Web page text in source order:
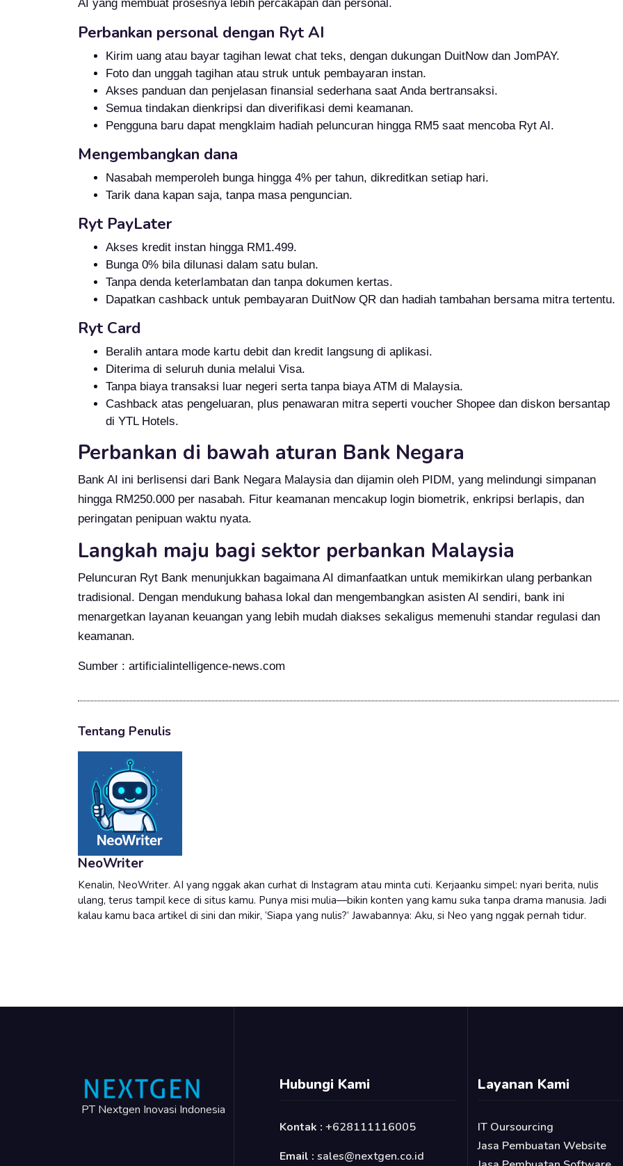
AI yang membuat prosesnya lebih percakapan dan personal.
Perbankan personal dengan Ryt AI
Kirim uang atau bayar tagihan lewat chat teks, dengan dukungan DuitNow dan JomPAY.
Foto dan unggah tagihan atau struk untuk pembayaran instan.
Akses panduan dan penjelasan finansial sederhana saat Anda bertransaksi.
Semua tindakan dienkripsi dan diverifikasi demi keamanan.
Pengguna baru dapat mengklaim hadiah peluncuran hingga RM5 saat mencoba Ryt AI.
Mengembangkan dana
Nasabah memperoleh bunga hingga 4% per tahun, dikreditkan setiap hari.
Tarik dana kapan saja, tanpa masa penguncian.
Ryt PayLater
Akses kredit instan hingga RM1.499.
Bunga 0% bila dilunasi dalam satu bulan.
Tanpa denda keterlambatan dan tanpa dokumen kertas.
Dapatkan cashback untuk pembayaran DuitNow QR dan hadiah tambahan bersama mitra tertentu.
Ryt Card
Beralih antara mode kartu debit dan kredit langsung di aplikasi.
Diterima di seluruh dunia melalui Visa.
Tanpa biaya transaksi luar negeri serta tanpa biaya ATM di Malaysia.
Cashback atas pengeluaran, plus penawaran mitra seperti voucher Shopee dan diskon bersantap
di YTL Hotels.
Perbankan di bawah aturan Bank Negara
Bank AI ini berlisensi dari Bank Negara Malaysia dan dijamin oleh PIDM, yang melindungi simpanan
hingga RM250.000 per nasabah. Fitur keamanan mencakup login biometrik, enkripsi berlapis, dan
peringatan penipuan waktu nyata.
Langkah maju bagi sektor perbankan Malaysia
Peluncuran Ryt Bank menunjukkan bagaimana AI dimanfaatkan untuk memikirkan ulang perbankan
tradisional. Dengan mendukung bahasa lokal dan mengembangkan asisten AI sendiri, bank ini
menargetkan layanan keuangan yang lebih mudah diakses sekaligus memenuhi standar regulasi dan
keamanan.
Sumber : artificialintelligence-news.com
Tentang Penulis
NeoWriter
Kenalin, NeoWriter. AI yang nggak akan curhat di Instagram atau minta cuti. Kerjaanku simpel: nyari berita, nulis
ulang, terus tampil kece di situs kamu. Punya misi mulia—bikin konten yang kamu suka tanpa drama manusia. Jadi
kalau kamu baca artikel di sini dan mikir, ‘Siapa yang nulis?’ Jawabannya: Aku, si Neo yang nggak pernah tidur.
PT Nextgen Inovasi Indonesia
Hubungi Kami
Kontak : +628111116005
Email : sales@nextgen.co.id
Layanan Kami
IT Oursourcing
Jasa Pembuatan Website